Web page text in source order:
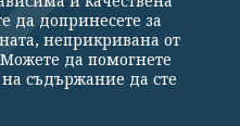
ни
Медия“ ЕООД, София, ул. "Алеко
2026 „Клуб Зебра Медия“
да допринесете за
неприкривана от
да помогнете
съдържание да сте